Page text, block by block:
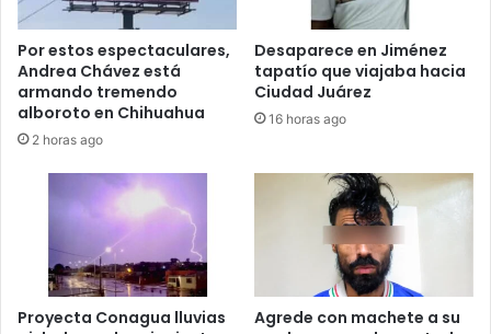
Por estos espectaculares,
Andrea Chávez está
armando tremendo
alboroto en Chihuahua
2 horas ago
Desaparece en Jiménez
tapatío que viajaba hacia
Ciudad Juárez
16 horas ago
Proyecta Conagua lluvias
Agrede con machete a su